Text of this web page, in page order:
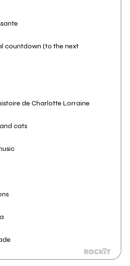
countdown (to the next
de Charlotte Lorraine
cats